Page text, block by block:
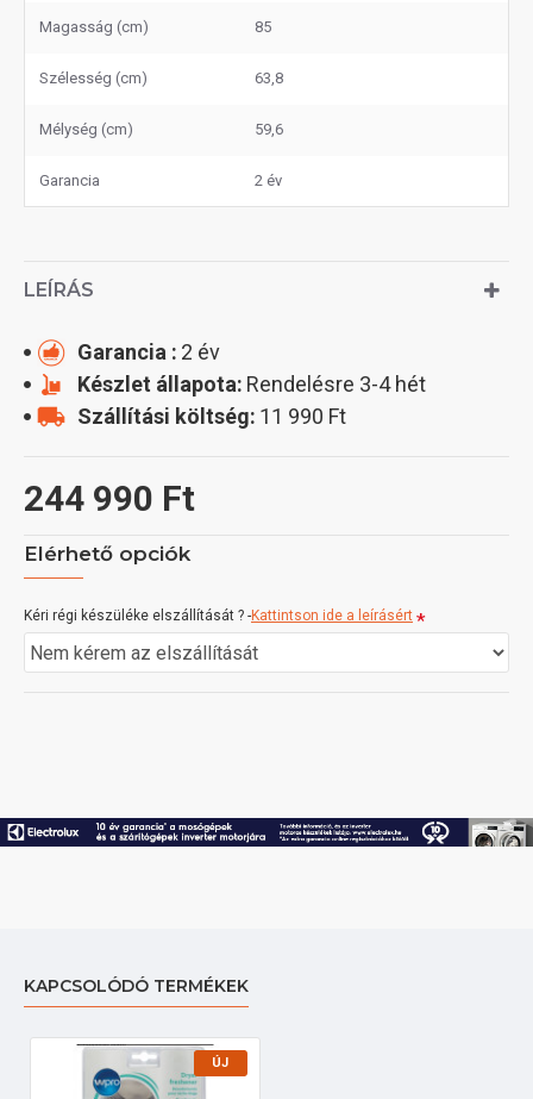
Magasság (cm) 85
Szélesség (cm) 63,8
Mélység (cm) 59,6
Garancia 2 év
LEÍRÁS
244 990 Ft
Garancia : 2 év
Készlet állapota: Rendelésre 3-4 hét
Szállítási költség: 11 990 Ft
Elérhető opciók
Kéri régi készüléke elszállítását ? -Kattintson ide a leírásért
KAPCSOLÓDÓ TERMÉKEK
ÚJ